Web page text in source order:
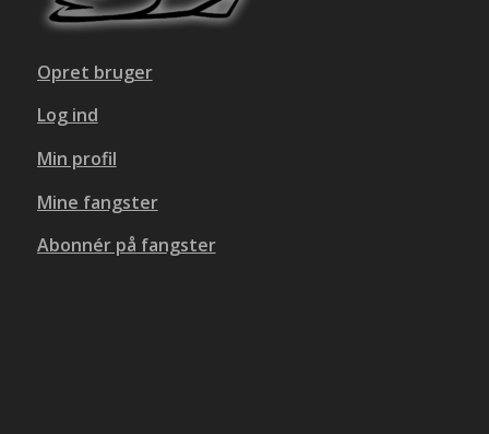
Opret bruger
Log ind
Min profil
Mine fangster
Abonnér på fangster